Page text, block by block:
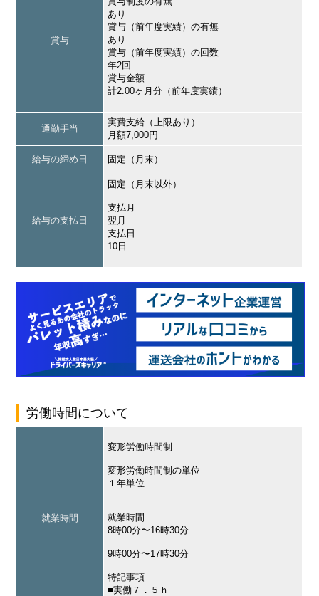
賞与
あり
賞与（前年度実績）の有無
あり
賞与（前年度実績）の回数
年2回
賞与金額
計2.00ヶ月分（前年度実績）
通勤手当
実費支給（上限あり）
月額7,000円
給与の締め日 固定（月末）
給与の支払日
固定（月末以外）
支払月
翌月
支払日
10日
労働時間について
就業時間
変形労働時間制
変形労働時間制の単位
１年単位
就業時間
8時00分〜16時30分
9時00分〜17時30分
特記事項
■実働７．５ｈ